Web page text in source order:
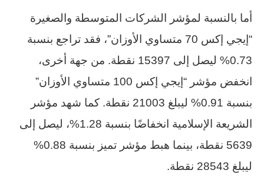
أما بالنسبة لمؤشر الشركات المتوسطة والصغيرة
“إيجي إكس 70 متساوي الأوزان”، فقد تراجع بنسبة
0.73% ليصل إلى 15397 نقطة. من جهة أخرى،
انخفض مؤشر “إيجي إكس 100 متساوي الأوزان”
بنسبة 0.91% ليبلغ 21003 نقطة. كما شهد مؤشر
الشريعة الإسلامية انخفاضًا بنسبة 1.28%، ليصل إلى
5639 نقطة، بينما هبط مؤشر تميز بنسبة 0.88%
ليبلغ 28543 نقطة.